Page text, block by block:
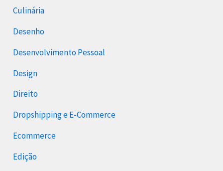
Culinária
Desenho
Desenvolvimento Pessoal
Design
Direito
Dropshipping e E-Commerce
Ecommerce
Edição